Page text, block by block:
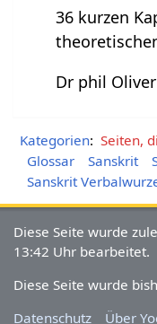
36 kurzen
Dr phil
Kategorien: Seiten,
Glossar
Sanskrit
Sanskrit
Diese Seite wurde
13:42 Uhr bearbeitet.
Diese Seite wurde
Datenschutz
Über